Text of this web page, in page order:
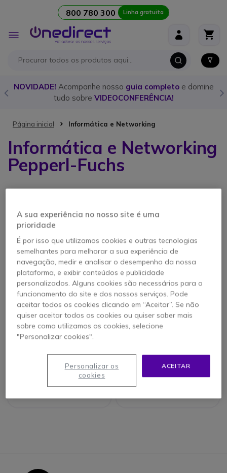
800 780 300 Linha gratuita
Alternar
Nav
NOVIDADE! Acompanhe nosso guia completoe domine
tudo sobre VIDEOCONFERÊNCIA!
Página inicial Informática e Networking
Informática e Networking
Pepperl-Fuchs
Ecom Ex-Handy 10
Ver produtos similares Ver produto alternativo
A sua experiência no nosso site é uma
prioridade
É por isso que utilizamos cookies e outras tecnologias
semelhantes para melhorar a sua experiência de
navegação, medir e analisar o desempenho da nossa
plataforma, e exibir conteúdos e publicidade
personalizados. Alguns cookies são necessários para o
funcionamento do site e dos nossos serviços. Pode
aceitar todos os cookies clicando em “Aceitar”. Se não
quiser aceitar todos os cookies ou quiser saber mais
sobre como utilizamos os cookies, selecione
"Personalizar cookies".
ACEITAR
Personalizar os
cookies